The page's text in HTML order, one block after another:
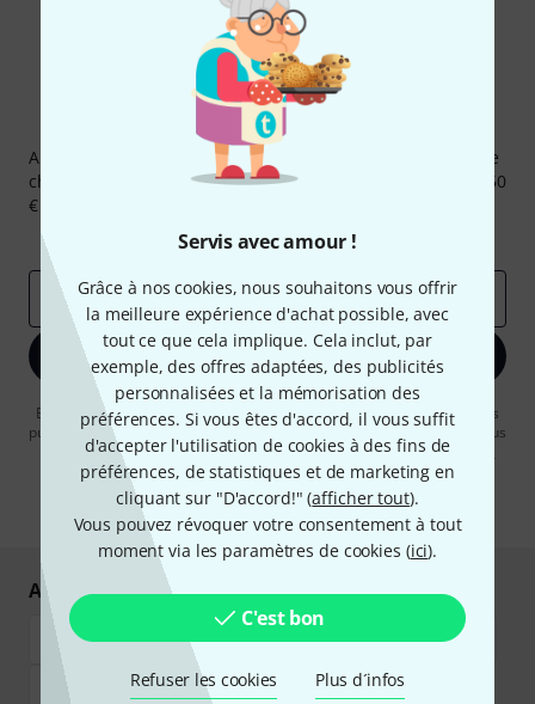
Servis avec amour !
Grâce à nos cookies, nous souhaitons vous offrir
la meilleure expérience d'achat possible, avec
tout ce que cela implique. Cela inclut, par
exemple, des offres adaptées, des publicités
personnalisées et la mémorisation des
préférences. Si vous êtes d'accord, il vous suffit
d'accepter l'utilisation de cookies à des fins de
préférences, de statistiques et de marketing en
cliquant sur "D'accord!" (afficher tout).
Vous pouvez révoquer votre consentement à tout
moment via les paramètres de cookies (ici).
C'est bon
Refuser les cookies Plus d´infos
Newsletters Thomann
Abonnez-vous à la newsletter Thomann et, avec un peu de
chance, gagnez l'un des 50 bons d'achat d'une valeur de 50
€ chacun!
Articles inspirants
Deals Aperçus Thomann
Adresse e-mail*
S'inscrire maintenant
En cliquant sur "S'inscrire maintenant", vous acceptez de recevoir des
publicités par e-mail. La désinscription est possible à tout moment. Vous
pouvez trouver plus d'informations à ce sujet dans notrePolitique de
confidentialité.
* Requis
Achetez et payez en toute sécurité